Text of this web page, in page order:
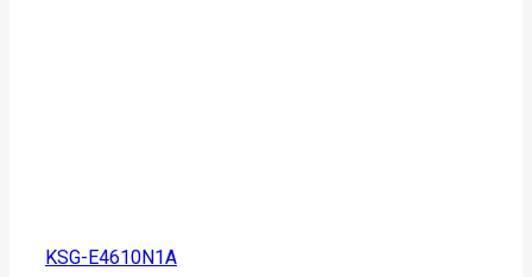
KSG-E4610N1A